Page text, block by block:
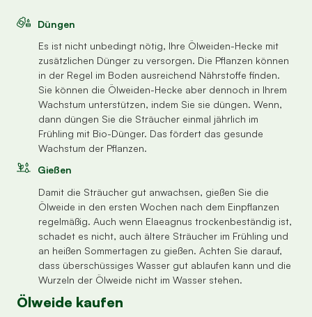
Düngen
Es ist nicht unbedingt nötig, Ihre Ölweiden-Hecke mit
zusätzlichen Dünger zu versorgen. Die Pflanzen können
in der Regel im Boden ausreichend Nährstoffe finden.
Sie können die Ölweiden-Hecke aber dennoch in Ihrem
Wachstum unterstützen, indem Sie sie düngen. Wenn,
dann düngen Sie die Sträucher einmal jährlich im
Frühling mit Bio-Dünger. Das fördert das gesunde
Wachstum der Pflanzen.
Gießen
Damit die Sträucher gut anwachsen, gießen Sie die
Ölweide in den ersten Wochen nach dem Einpflanzen
regelmäßig. Auch wenn Elaeagnus trockenbeständig ist,
schadet es nicht, auch ältere Sträucher im Frühling und
an heißen Sommertagen zu gießen. Achten Sie darauf,
dass überschüssiges Wasser gut ablaufen kann und die
Wurzeln der Ölweide nicht im Wasser stehen.
Ölweide kaufen